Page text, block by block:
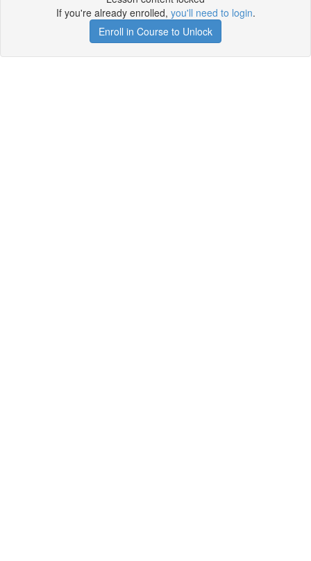
If you're already enrolled, you'll need to login.
Enroll in Course to Unlock